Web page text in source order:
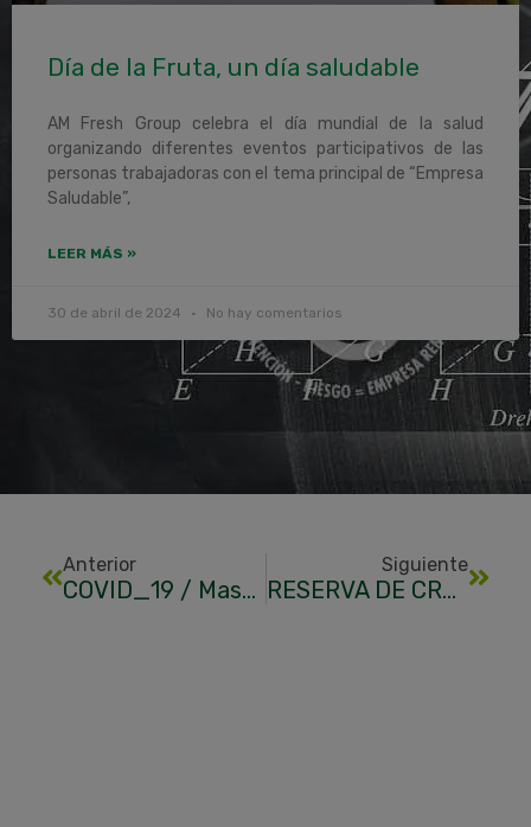
Día de la Fruta, un día saludable
AM Fresh Group celebra el día mundial de la salud
organizando diferentes eventos participativos de las
personas trabajadoras con el tema principal de “Empresa
Saludable”,
LEER MÁS »
30 de abril de 2024 No hay comentarios
Anterior
COVID_19 / Mascarillas
Siguiente
RESERVA DE CRÉDITO DE FORMACIÓN BONIFICADA